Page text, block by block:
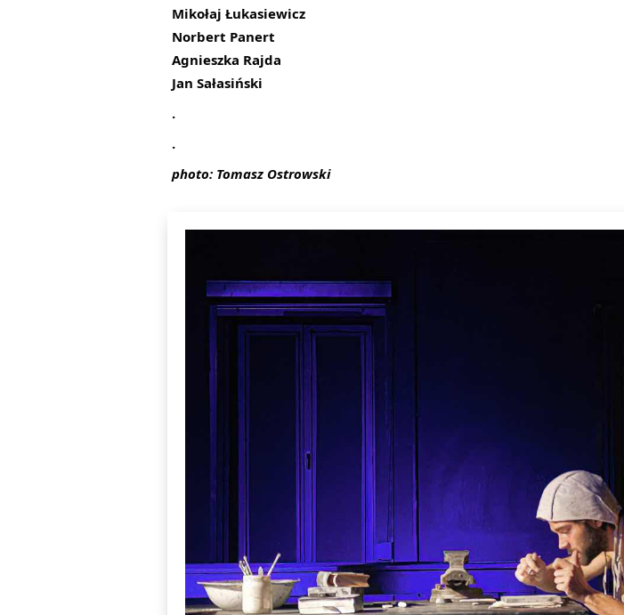
Mikołaj Łukasiewicz
Norbert Panert
Agnieszka Rajda
Jan Sałasiński
.
.
photo: Tomasz Ostrowski